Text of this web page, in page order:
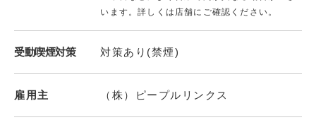
います。詳しくは店舗にご確認ください。
受動喫煙対策 対策あり(禁煙)
雇用主 （株）ピープルリンクス